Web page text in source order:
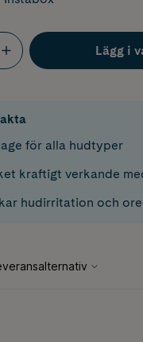
Lägg i
för alla hudtyper
kraftigt verkande
hudirritation och